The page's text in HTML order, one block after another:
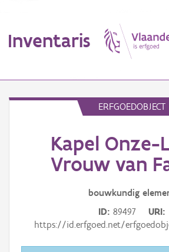
Inventaris
Erfgoedobject
Aanduidingsobject
Gebeurtenis
ERFGOEDOBJECT
Kapel Onze-
Vrouw van
bouwkundig
ID 89497
URI
https://id.erfgoed.net/